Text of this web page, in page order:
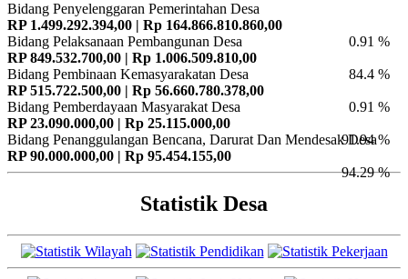
Bidang Penyelenggaran Pemerintahan Desa
RP 1.499.292.394,00 | Rp 164.866.810.860,00
0.91 %
Bidang Pelaksanaan Pembangunan Desa
RP 849.532.700,00 | Rp 1.006.509.810,00
84.4 %
Bidang Pembinaan Kemasyarakatan Desa
RP 515.722.500,00 | Rp 56.660.780.378,00
0.91 %
Bidang Pemberdayaan Masyarakat Desa
RP 23.090.000,00 | Rp 25.115.000,00
91.94 %
Bidang Penanggulangan Bencana, Darurat Dan Mendesak Desa
RP 90.000.000,00 | Rp 95.454.155,00
94.29 %
Statistik Desa